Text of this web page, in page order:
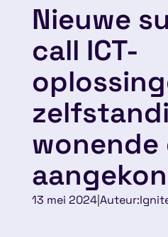
Nieuwe
call ICT-
wonende
13 mei 2024|Auteur: